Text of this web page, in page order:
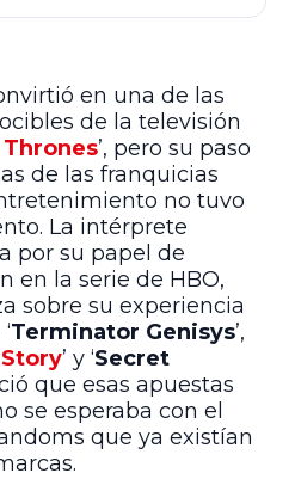
en una de las
de la televisión
’, pero su paso
de las franquicias
no tuvo
La intérprete
por su papel de
en la serie de HBO,
sobre su experiencia
Terminator Genisys’,
’ y ‘Secret
que esas apuestas
se esperaba con el
que ya existían